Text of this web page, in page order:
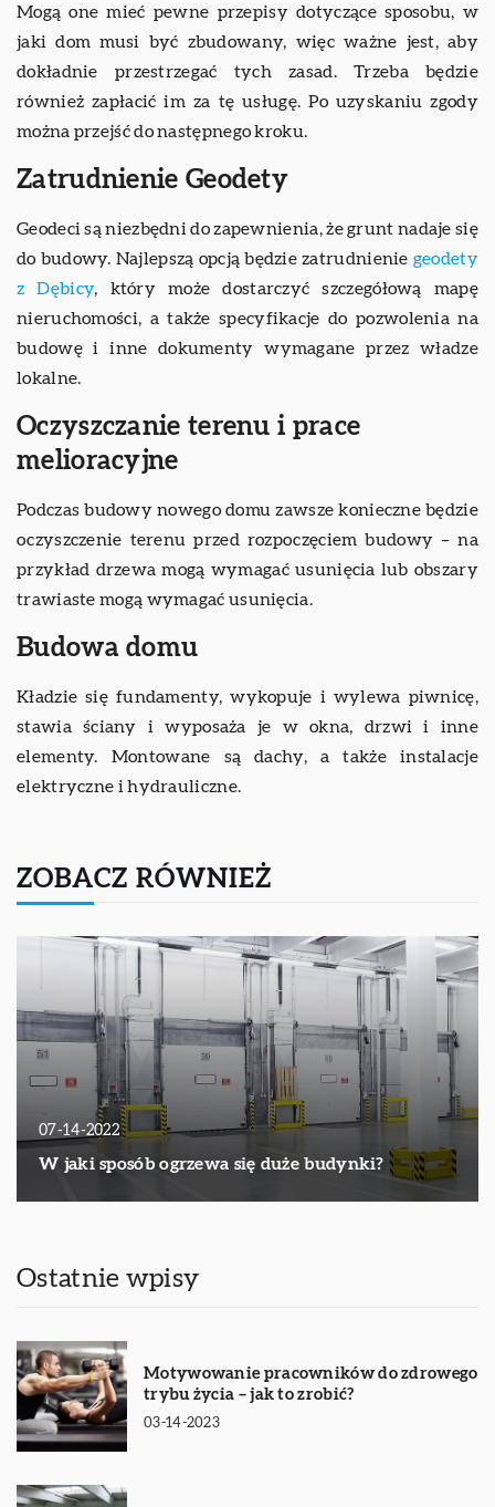
Mogą one mieć pewne przepisy dotyczące sposobu, w
jaki dom musi być zbudowany, więc ważne jest, aby
dokładnie przestrzegać tych zasad. Trzeba będzie
również zapłacić im za tę usługę. Po uzyskaniu zgody
można przejść do następnego kroku.
Zatrudnienie Geodety
Geodeci są niezbędni do zapewnienia, że grunt nadaje się
do budowy. Najlepszą opcją będzie zatrudnienie geodety
z Dębicy, który może dostarczyć szczegółową mapę
nieruchomości, a także specyfikacje do pozwolenia na
budowę i inne dokumenty wymagane przez władze
lokalne.
Oczyszczanie terenu i prace
melioracyjne
Podczas budowy nowego domu zawsze konieczne będzie
oczyszczenie terenu przed rozpoczęciem budowy – na
przykład drzewa mogą wymagać usunięcia lub obszary
trawiaste mogą wymagać usunięcia.
Budowa domu
Kładzie się fundamenty, wykopuje i wylewa piwnicę,
stawia ściany i wyposaża je w okna, drzwi i inne
elementy. Montowane są dachy, a także instalacje
elektryczne i hydrauliczne.
ZOBACZ RÓWNIEŻ
07-14-2022
W jaki sposób ogrzewa się duże budynki?
Ostatnie wpisy
Motywowanie pracowników do zdrowego
trybu życia – jak to zrobić?
03-14-2023